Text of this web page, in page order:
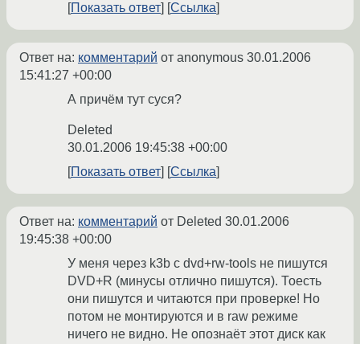
Показать ответ
Ссылка
Ответ на: комментарий от anonymous 30.01.2006
15:41:27 +00:00
А причём тут суся?
Deleted
30.01.2006 19:45:38 +00:00
Показать ответ
Ссылка
Ответ на: комментарий от Deleted 30.01.2006
19:45:38 +00:00
У меня через k3b с dvd+rw-tools не пишутся
DVD+R (минусы отлично пишутся). Тоесть
они пишутся и читаются при проверке! Но
потом не монтируются и в raw режиме
ничего не видно. Не опознаёт этот диск как